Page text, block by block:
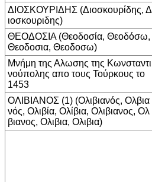
ΔΙΟΣΚΟΥΡΙΔΗΣ (Διοσκουρίδης, Δ
ιοσκουριδης)
ΘΕΟΔΟΣΙΑ (Θεοδοσία, Θεοδόσω,
Θεοδοσια, Θεοδοσω)
Μνήμη της Αλωσης της Κωνσταντι
νούπολης απο τους Τούρκους το
1453
ΟΛΙΒΙΑΝΟΣ (1) (Ολιβιανός, Ολβια
νός, Ολιβία, Ολίβια, Ολιβιανος, Ολ
βιανος, Ολιβια, Ολιβια)